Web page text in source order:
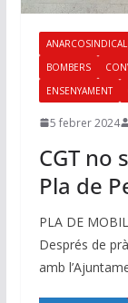
BOMBERS
ENSENYAMENT
5 febrer 2024
CGT no
Pla de
PLA DE
Després de
amb